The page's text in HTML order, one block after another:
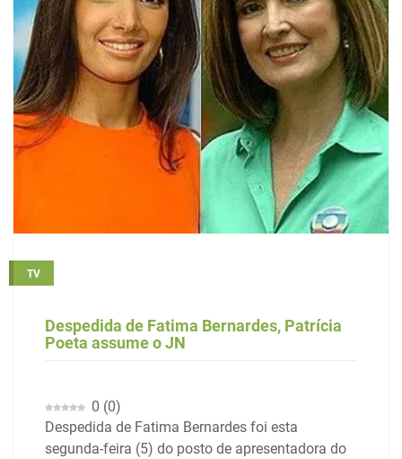
TV
Despedida de Fatima Bernardes, Patrícia
Poeta assume o JN
0 (0)
Despedida de Fatima Bernardes foi esta
segunda-feira (5) do posto de apresentadora do